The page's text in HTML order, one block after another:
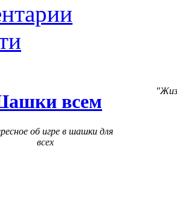
всем
об игре в шашки для
всех